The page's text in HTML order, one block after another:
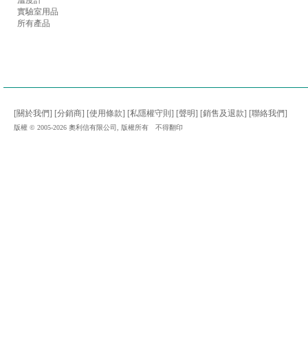
實驗室用品
所有產品
[關於我們] [分銷商] [使用條款] [私隱權守則] [聲明] [銷售及退款] [聯絡我們]
版權 © 2005-2026 奧利信有限公司, 版權所有 不得翻印